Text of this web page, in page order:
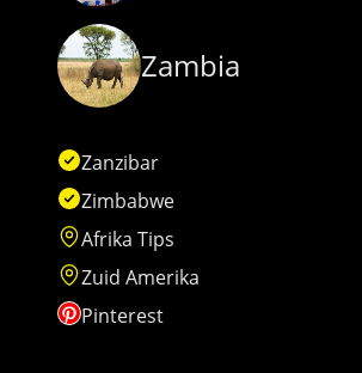
Zambia
Zanzibar
Zimbabwe
Afrika Tips
Zuid Amerika
Pinterest